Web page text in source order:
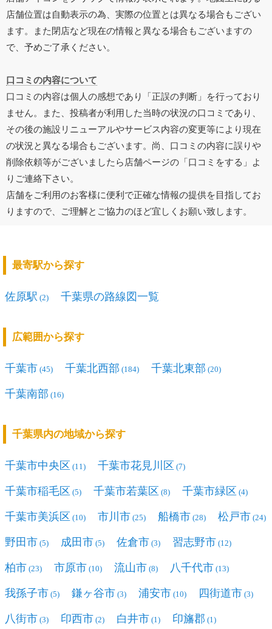
店舗位置は自動表示の為、実際の位置とは異なる場合もござい
ます。また閉店など現在の情報と異なる場合もございますの
で、予めご了承ください。
口コミの内容について
口コミの内容は個人の感想であり「正誤の判断」を行っており
ません。また、投稿者が利用した当時の状況の口コミであり、
その後の施設リニューアルやサービス内容の変更等により現在
の状況と異なる場合もございます。尚、口コミの内容に誤りや
削除依頼等がございましたら店舗ページの「口コミをする」よ
りご連絡下さい。
店舗をご利用のお客様に便利で正確な情報の提供を目指してお
りますので、ご理解とご協力のほど宜しくお願い致します。
最寄駅から探す
佐原駅 (2) 千葉県の路線図一覧
広範囲から探す
千葉市 (45) 千葉北西部 (184) 千葉北東部 (20)
千葉南部 (16)
千葉県内の地域から探す
千葉市中央区 (11) 千葉市花見川区 (7)
千葉市稲毛区 (5) 千葉市若葉区 (8) 千葉市緑区 (4)
千葉市美浜区 (10) 市川市 (25) 船橋市 (28) 松戸市 (24)
野田市 (5) 成田市 (5) 佐倉市 (3) 習志野市 (12)
柏市 (23) 市原市 (10) 流山市 (8) 八千代市 (13)
我孫子市 (5) 鎌ヶ谷市 (3) 浦安市 (10) 四街道市 (3)
八街市 (3) 印西市 (2) 白井市 (1) 印旛郡 (1)